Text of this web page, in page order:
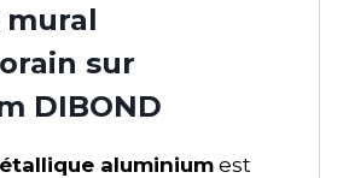
sur
DIBOND
aluminium est